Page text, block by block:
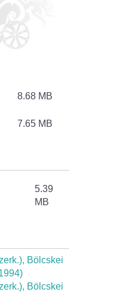
8.68 MB
7.65 MB
5.39
MB
Bölcskei
Bölcskei